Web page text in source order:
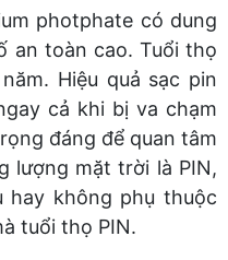
photphate có dung
an toàn cao. Tuổi thọ
Hiệu quả sạc pin
cả khi bị va chạm
đáng để quan tâm
lượng mặt trời là PIN,
hay không phụ thuộc
tuổi thọ PIN.